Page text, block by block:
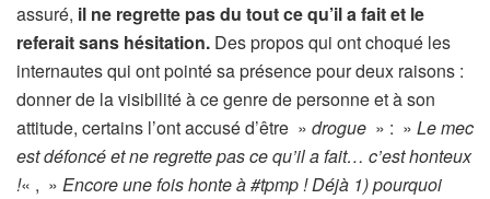
assuré, il ne regrette pas du tout ce qu’il a fait et le
referait sans hésitation. Des propos qui ont choqué les
internautes qui ont pointé sa présence pour deux raisons :
donner de la visibilité à ce genre de personne et à son
attitude, certains l’ont accusé d’être » drogue » : » Le mec
est défoncé et ne regrette pas ce qu’il a fait… c’est honteux
!« , » Encore une fois honte à #tpmp ! Déjà 1) pourquoi